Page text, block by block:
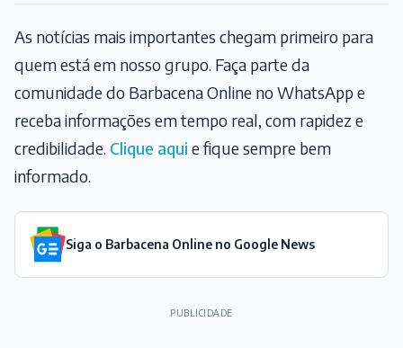
As notícias mais importantes chegam primeiro para
quem está em nosso grupo. Faça parte da
comunidade do Barbacena Online no WhatsApp e
receba informações em tempo real, com rapidez e
credibilidade. Clique aqui e fique sempre bem
informado.
Siga o Barbacena Online no Google News
PUBLICIDADE